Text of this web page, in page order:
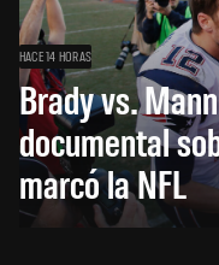
HACE 14 HORAS
Brady vs.
documental
marcó la NFL